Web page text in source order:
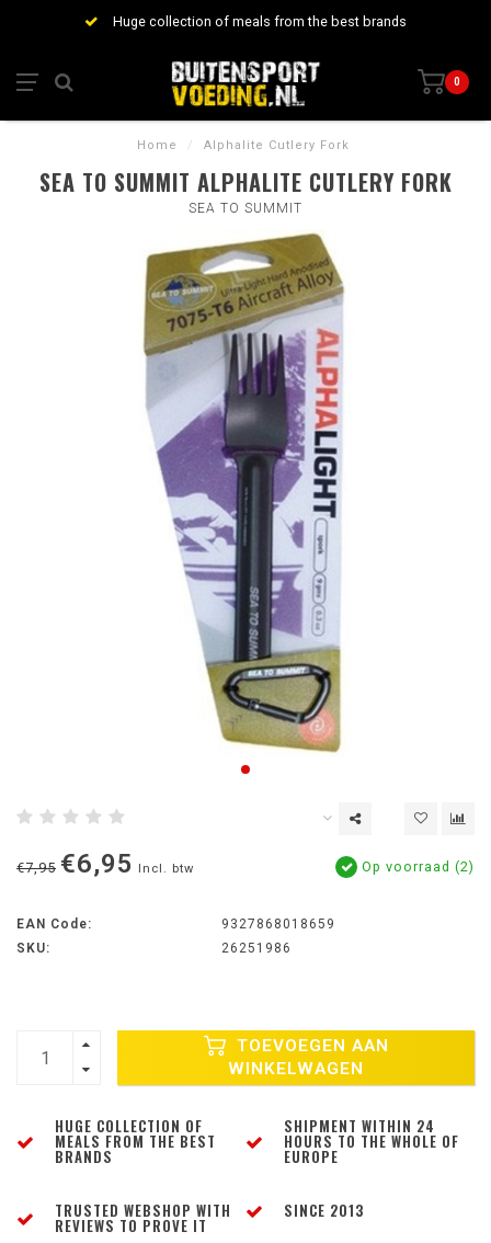
Huge collection of meals from the best brands
0
Home / Alphalite Cutlery Fork
SEA TO SUMMIT ALPHALITE CUTLERY FORK
SEA TO SUMMIT
€7,95 €6,95 Incl. btw Op voorraad (2)
EAN Code:
9327868018659
SKU:
26251986
TOEVOEGEN AAN
WINKELWAGEN
HUGE COLLECTION OF
MEALS FROM THE BEST
BRANDS
SHIPMENT WITHIN 24
HOURS TO THE WHOLE OF
EUROPE
TRUSTED WEBSHOP WITH
REVIEWS TO PROVE IT
SINCE 2013